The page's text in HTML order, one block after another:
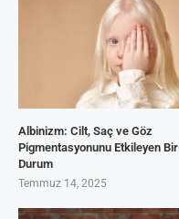
Albinizm: Cilt, Saç ve Göz
Pigmentasyonunu Etkileyen Bir
Durum
Temmuz 14, 2025